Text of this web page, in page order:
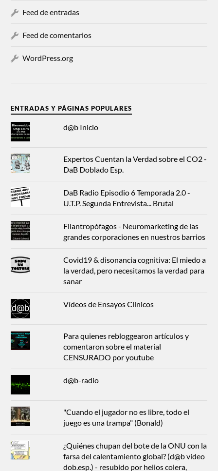
Feed de entradas
Feed de comentarios
WordPress.org
ENTRADAS Y PÁGINAS POPULARES
d@b Inicio
Expertos Cuentan la Verdad sobre el CO2 -
DaB Doblado Esp.
DaB Radio Episodio 6 Temporada 2.0 -
U.T.P. Segunda Entrevista... Brutal
Filantropófagos - Neuromarketing de las
grandes corporaciones en nuestros barrios
Covid19 & disonancia cognitiva: El miedo a
la verdad, pero necesitamos la verdad para
sanar
Vídeos de Ensayos Clínicos
Para quienes rebloggearon artículos y
comentaron sobre el material
CENSURADO por youtube
d@b-radio
"Cuando el jugador no es libre, todo el
juego es una trampa" (Bonald)
¿Quiénes chupan del bote de la ONU con la
farsa del calentamiento global? (d@b video
dob.esp.) - resubido por helios colera,